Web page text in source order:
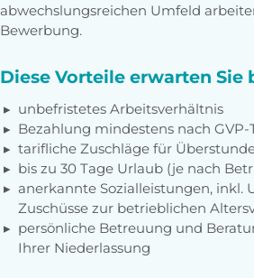
abwechslungsreichen Umfeld
Bewerbung.
Diese Vorteile erwarten Sie
unbefristetes Arbeitsverhältnis
Bezahlung mindestens nach GVP-
tarifliche Zuschläge für
bis zu 30 Tage Urlaub (je nach
anerkannte Sozialleistungen, inkl.
Zuschüsse zur betrieblichen
persönliche Betreuung und
Ihrer Niederlassung